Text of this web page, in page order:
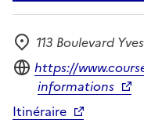
Adresse
113 Boulevard
Site internet
https://
informations
Itinéraire